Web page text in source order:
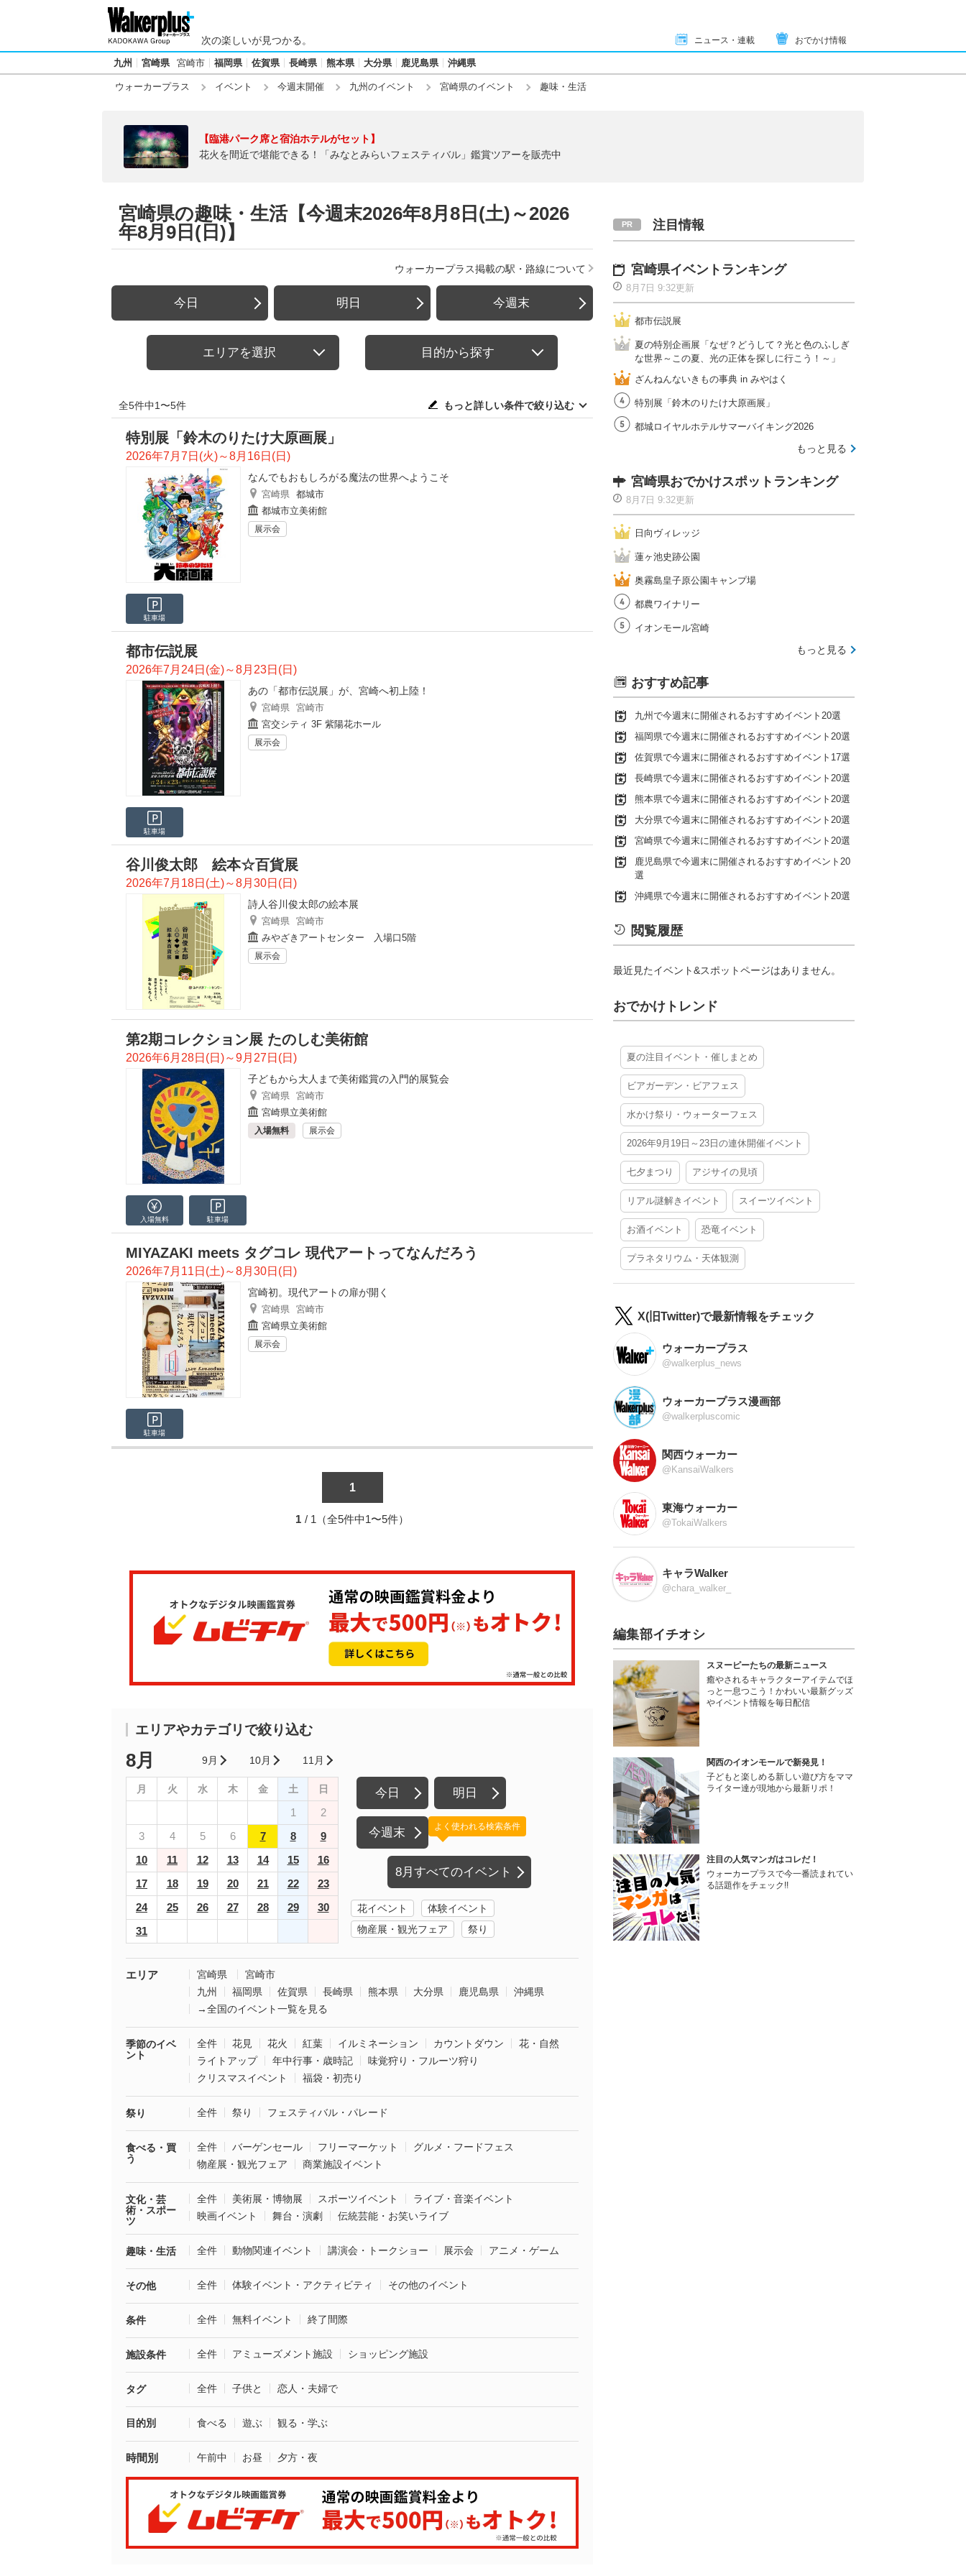
次の楽しいが見つかる。 ニュース・連載 おでかけ情報
九州 宮崎県 宮崎市 福岡県 佐賀県 長崎県 熊本県 大分県 鹿児島県 沖縄県
ウォーカープラス イベント 今週末開催 九州のイベント 宮崎県のイベント 趣味・生活
【臨港パーク席と宿泊ホテルがセット】
花火を間近で堪能できる！「みなとみらいフェスティバル」鑑賞ツアーを販売中
宮崎県の趣味・生活【今週末2026年8月8日(土)～2026
年8月9日(日)】
ウォーカープラス掲載の駅・路線について
今日 明日 今週末
エリアを選択 目的から探す
全5件中1〜5件 もっと詳しい条件で絞り込む
特別展「鈴木のりたけ大原画展」
2026年7月7日(火)～8月16日(日)
なんでもおもしろがる魔法の世界へようこそ
宮崎県 都城市
都城市立美術館
展示会
駐車場
都市伝説展
2026年7月24日(金)～8月23日(日)
あの「都市伝説展」が、宮崎へ初上陸！
宮崎県 宮崎市
宮交シティ 3F 紫陽花ホール
展示会
駐車場
谷川俊太郎 絵本☆百貨展
2026年7月18日(土)～8月30日(日)
詩人谷川俊太郎の絵本展
宮崎県 宮崎市
みやざきアートセンター 入場口5階
展示会
第2期コレクション展 たのしむ美術館
2026年6月28日(日)～9月27日(日)
子どもから大人まで美術鑑賞の入門的展覧会
宮崎県 宮崎市
宮崎県立美術館
入場無料 展示会
入場無料 駐車場
MIYAZAKI meets タグコレ 現代アートってなんだろう
2026年7月11日(土)～8月30日(日)
宮崎初。現代アートの扉が開く
宮崎県 宮崎市
宮崎県立美術館
展示会
駐車場
1
1 / 1（全5件中1〜5件）
エリアやカテゴリで絞り込む
8月 9月 10月 11月
月 火 水 木 金 土 日
1
2
3
4 5 6 7 8
9
10
11 12 13 14 15
16
17
18 19 20 21 22
23
24
25 26 27 28 29
30
31
今日 明日
今週末
8月すべてのイベント
よく使われる検索条件
花イベント
体験イベント
物産展・観光フェア
祭り
エリア 宮崎県
宮崎市
九州
福岡県 佐賀県 長崎県 熊本県 大分県 鹿児島県
沖縄県
→全国のイベント一覧を見る
季節のイベ
ント
全件 花見 花火 紅葉 イルミネーション カウントダウン
花・自然
ライトアップ
年中行事・歳時記
味覚狩り・フルーツ狩り
クリスマスイベント
福袋・初売り
祭り 全件 祭り フェスティバル・パレード
食べる・買
う
全件 バーゲンセール フリーマーケット
グルメ・フードフェス
物産展・観光フェア
商業施設イベント
文化・芸
術・スポー
ツ
全件 美術展・博物展 スポーツイベント
ライブ・音楽イベント
映画イベント
舞台・演劇 伝統芸能・お笑いライブ
趣味・生活 全件 動物関連イベント 講演会・トークショー 展示会 アニメ・ゲーム
その他 全件 体験イベント・アクティビティ その他のイベント
条件 全件 無料イベント 終了間際
施設条件 全件 アミューズメント施設 ショッピング施設
タグ 全件 子供と 恋人・夫婦で
目的別 食べる 遊ぶ 観る・学ぶ
時間別 午前中 お昼 夕方・夜
注目情報
宮崎県イベントランキング
8月7日 9:32更新
都市伝説展
夏の特別企画展「なぜ？どうして？光と色のふしぎ
な世界～この夏、光の正体を探しに行こう！～」
ざんねんないきもの事典 in みやはく
特別展「鈴木のりたけ大原画展」
都城ロイヤルホテルサマーバイキング2026
もっと見る
宮崎県おでかけスポットランキング
8月7日 9:32更新
日向ヴィレッジ
蓮ヶ池史跡公園
奥霧島皇子原公園キャンプ場
都農ワイナリー
イオンモール宮崎
もっと見る
おすすめ記事
九州で今週末に開催されるおすすめイベント20選
福岡県で今週末に開催されるおすすめイベント20選
佐賀県で今週末に開催されるおすすめイベント17選
長崎県で今週末に開催されるおすすめイベント20選
熊本県で今週末に開催されるおすすめイベント20選
大分県で今週末に開催されるおすすめイベント20選
宮崎県で今週末に開催されるおすすめイベント20選
鹿児島県で今週末に開催されるおすすめイベント20
選
沖縄県で今週末に開催されるおすすめイベント20選
閲覧履歴
最近見たイベント&スポットページはありません。
おでかけトレンド
夏の注目イベント・催しまとめ
ビアガーデン・ビアフェス
水かけ祭り・ウォーターフェス
2026年9月19日～23日の連休開催イベント
七夕まつり アジサイの見頃
リアル謎解きイベント スイーツイベント
お酒イベント 恐竜イベント
プラネタリウム・天体観測
X(旧Twitter)で最新情報をチェック
ウォーカープラス
@walkerplus_news
ウォーカープラス漫画部
@walkerpluscomic
関西ウォーカー
@KansaiWalkers
東海ウォーカー
@TokaiWalkers
キャラWalker
@chara_walker_
編集部イチオシ
スヌーピーたちの最新ニュース
癒やされるキャラクターアイテムでほ
っと一息つこう！かわいい最新グッズ
やイベント情報を毎日配信
関西のイオンモールで新発見！
子どもと楽しめる新しい遊び方をママ
ライター達が現地から最新リポ！
注目の人気マンガはコレだ！
ウォーカープラスで今一番読まれてい
る話題作をチェック!!